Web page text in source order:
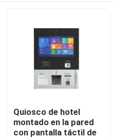
Hogar
Vídeos
Quiosco de hotel
montado en la pared
con pantalla táctil de